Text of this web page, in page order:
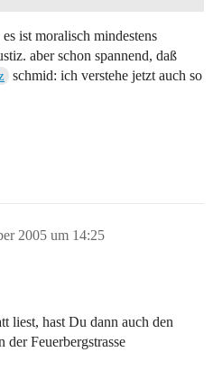
ist moralisch mindestens
aber schon spannend, daß
schmid: ich verstehe jetzt auch so
2005 um 14:25
liest, hast Du dann auch den
der Feuerbergstrasse